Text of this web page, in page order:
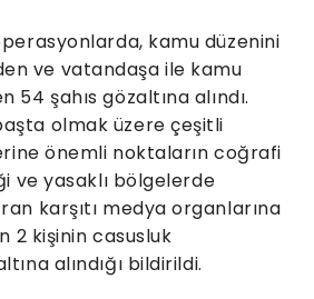
kamu düzenini
ve vatandaşa ile kamu
54 şahıs gözaltına alındı.
olmak üzere çeşitli
önemli noktaların coğrafi
ve yasaklı bölgelerde
karşıtı medya organlarına
2 kişinin casusluk
alındığı bildirildi.